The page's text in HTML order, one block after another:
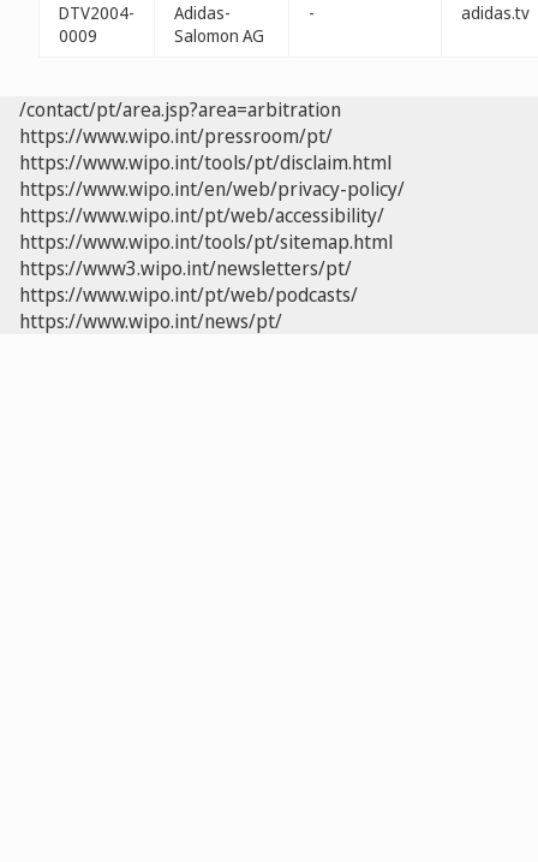
DTV2004-
0009
Adidas-
Salomon AG
- adidas.tv
/contact/pt/area.jsp?area=arbitration
https://www.wipo.int/pressroom/pt/
https://www.wipo.int/tools/pt/disclaim.html
https://www.wipo.int/en/web/privacy-policy/
https://www.wipo.int/pt/web/accessibility/
https://www.wipo.int/tools/pt/sitemap.html
https://www3.wipo.int/newsletters/pt/
https://www.wipo.int/pt/web/podcasts/
https://www.wipo.int/news/pt/